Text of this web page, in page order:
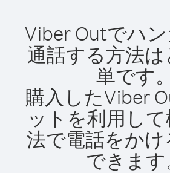
Viber Outでハ
通話する方法
単です。
購入したViber
ットを利用し
法で電話をか
できます